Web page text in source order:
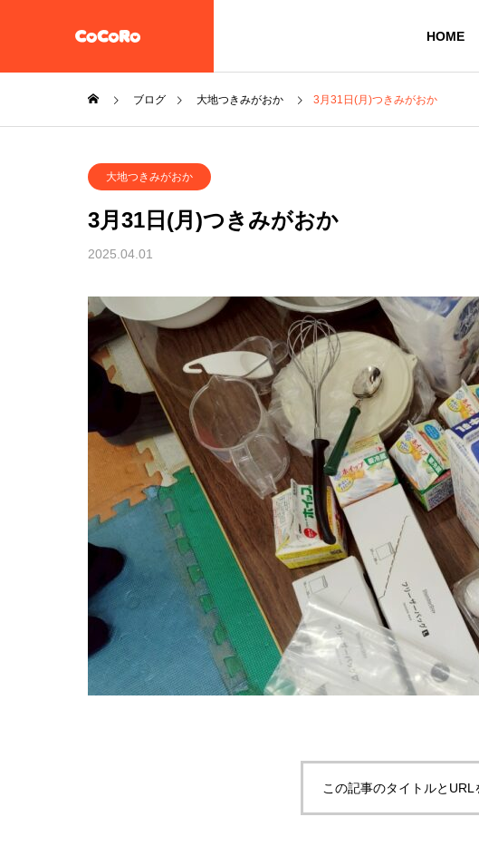
HOME
ーム【CoCoRoホーム】
放課後等デイサービス 大地
一般社団法人 誠樹会
企業情報
教え子達の居場所
を作るという想い
放課後等デイサービス
大地
ブログ 大地つきみがおか 3月31日(月)つきみがおか
大地つきみがおか
3月31日(月)つきみがおか
2025.04.01
この記事のタイトルとURL